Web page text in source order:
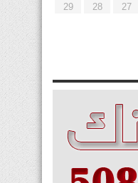
27
28
29